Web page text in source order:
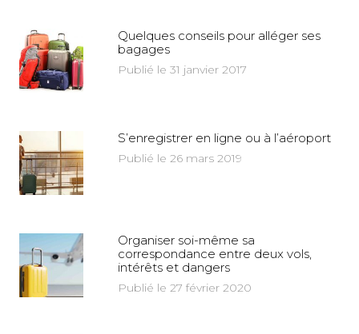
Quelques conseils pour alléger ses
bagages
Publié le 31 janvier 2017
S’enregistrer en ligne ou à l’aéroport
Publié le 26 mars 2019
Organiser soi-même sa
correspondance entre deux vols,
intérêts et dangers
Publié le 27 février 2020